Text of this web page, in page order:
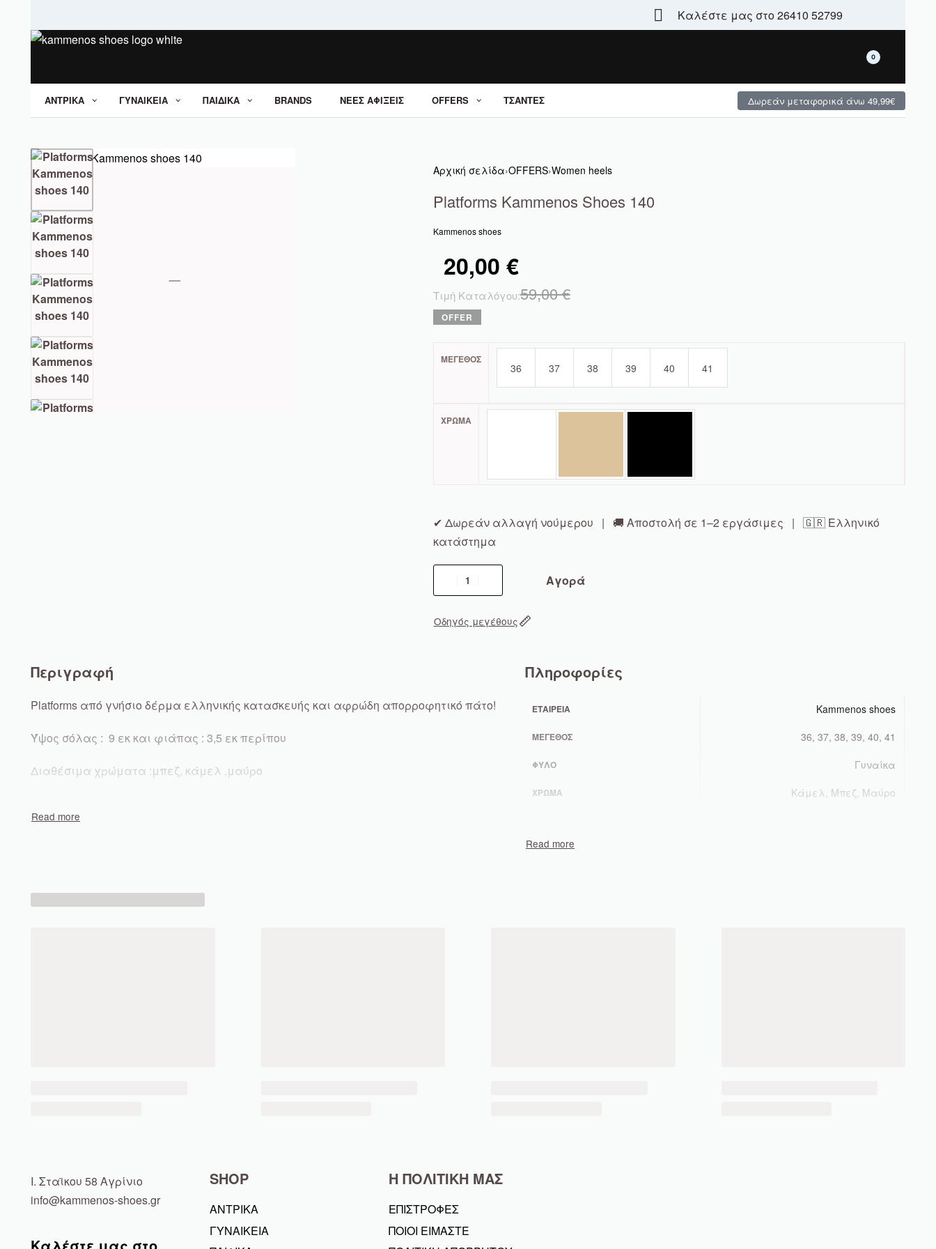
Τεράστια γκάμα - μεγάλες χειμερινές προσφορές
Καλέστε μας στο 26410 52799
0
ΑΝΤΡΙΚΑ ΓΥΝΑΙΚΕΙΑ ΠΑΙΔΙΚΑ BRANDS ΝΕΕΣ ΑΦΙΞΕΙΣ OFFERS ΤΣΑΝΤΕΣ Δωρεάν μεταφορικά άνω 49,99€
Αρχική σελίδα›OFFERS›Women heels
Platforms Kammenos Shoes 140
Kammenos shoes
59,00€
20,00 €
ΜΈΓΕΘΟΣ
36 37 38 39 40 41
ΧΡΏΜΑ
✔ Δωρεάν αλλαγή νούμερου | 🚚 Αποστολή σε 1–2 εργάσιμες | 🇬🇷 Ελληνικό
κατάστημα
Αγορά
Οδηγός μεγέθους
Περιγραφή
Platforms από γνήσιο δέρμα ελληνικής κατασκευής και αφρώδη απορροφητικό πάτο!
Ύψος σόλας : 9 εκ και φιάπας : 3,5 εκ περίπου
Διαθέσιμα χρώματα :μπεζ, κάμελ ,μαύρο
Πληροφορίες
ΕΤΑΙΡΕΊΑ Kammenos shoes
ΜΈΓΕΘΟΣ 36, 37, 38, 39, 40, 41
ΦΎΛΟ Γυναίκα
ΧΡΏΜΑ Κάμελ, Μπεζ, Μαύρο
Ι. Σταϊκου 58 Αγρίνιο
info@kammenos-shoes.gr
SHOP
ΑΝΤΡΙΚΑ
ΓΥΝΑΙΚΕΙΑ
Η ΠΟΛΙΤΙΚΗ ΜΑΣ
ΕΠΙΣΤΡΟΦΕΣ
ΠΟΙΟΙ ΕΙΜΑΣΤΕ